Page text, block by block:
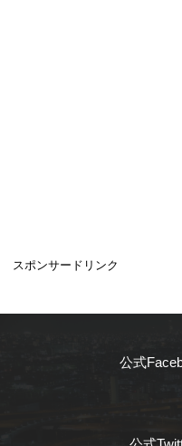
スポンサードリンク
公式